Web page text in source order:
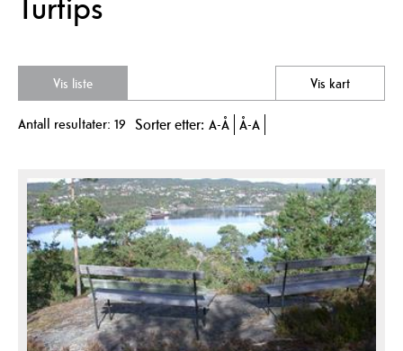
Vis liste Vis kart
Antall resultater: 19 Sorter etter: A-Å Å-A